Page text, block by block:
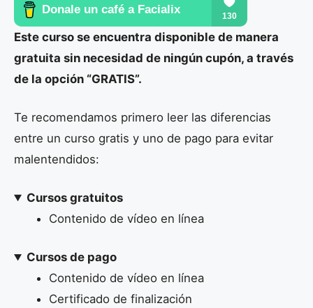
Este curso se encuentra disponible de manera
gratuita sin necesidad de ningún cupón, a través
de la opción “GRATIS”.
Te recomendamos primero leer las diferencias
entre un curso gratis y uno de pago para evitar
malentendidos:
Cursos gratuitos
Contenido de vídeo en línea
Cursos de pago
Contenido de vídeo en línea
Certificado de finalización